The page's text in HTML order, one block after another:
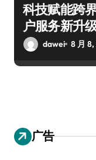
科技赋能跨
户服务新升
dawei 8 月
广告